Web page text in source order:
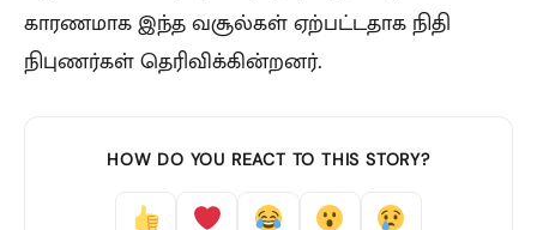
காரணமாக இந்த வசூல்கள் ஏற்பட்டதாக நிதி
நிபுணர்கள் தெரிவிக்கின்றனர்.
HOW DO YOU REACT TO THIS STORY?